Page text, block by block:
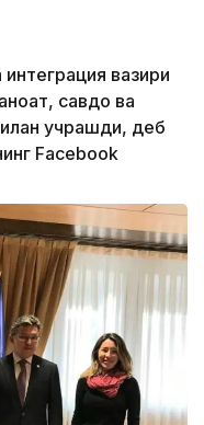
вазири
савдо ва
учрашди, деб
Facebook